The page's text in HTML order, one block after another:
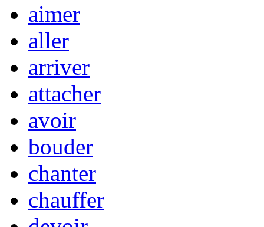
aimer
aller
arriver
attacher
avoir
bouder
chanter
chauffer